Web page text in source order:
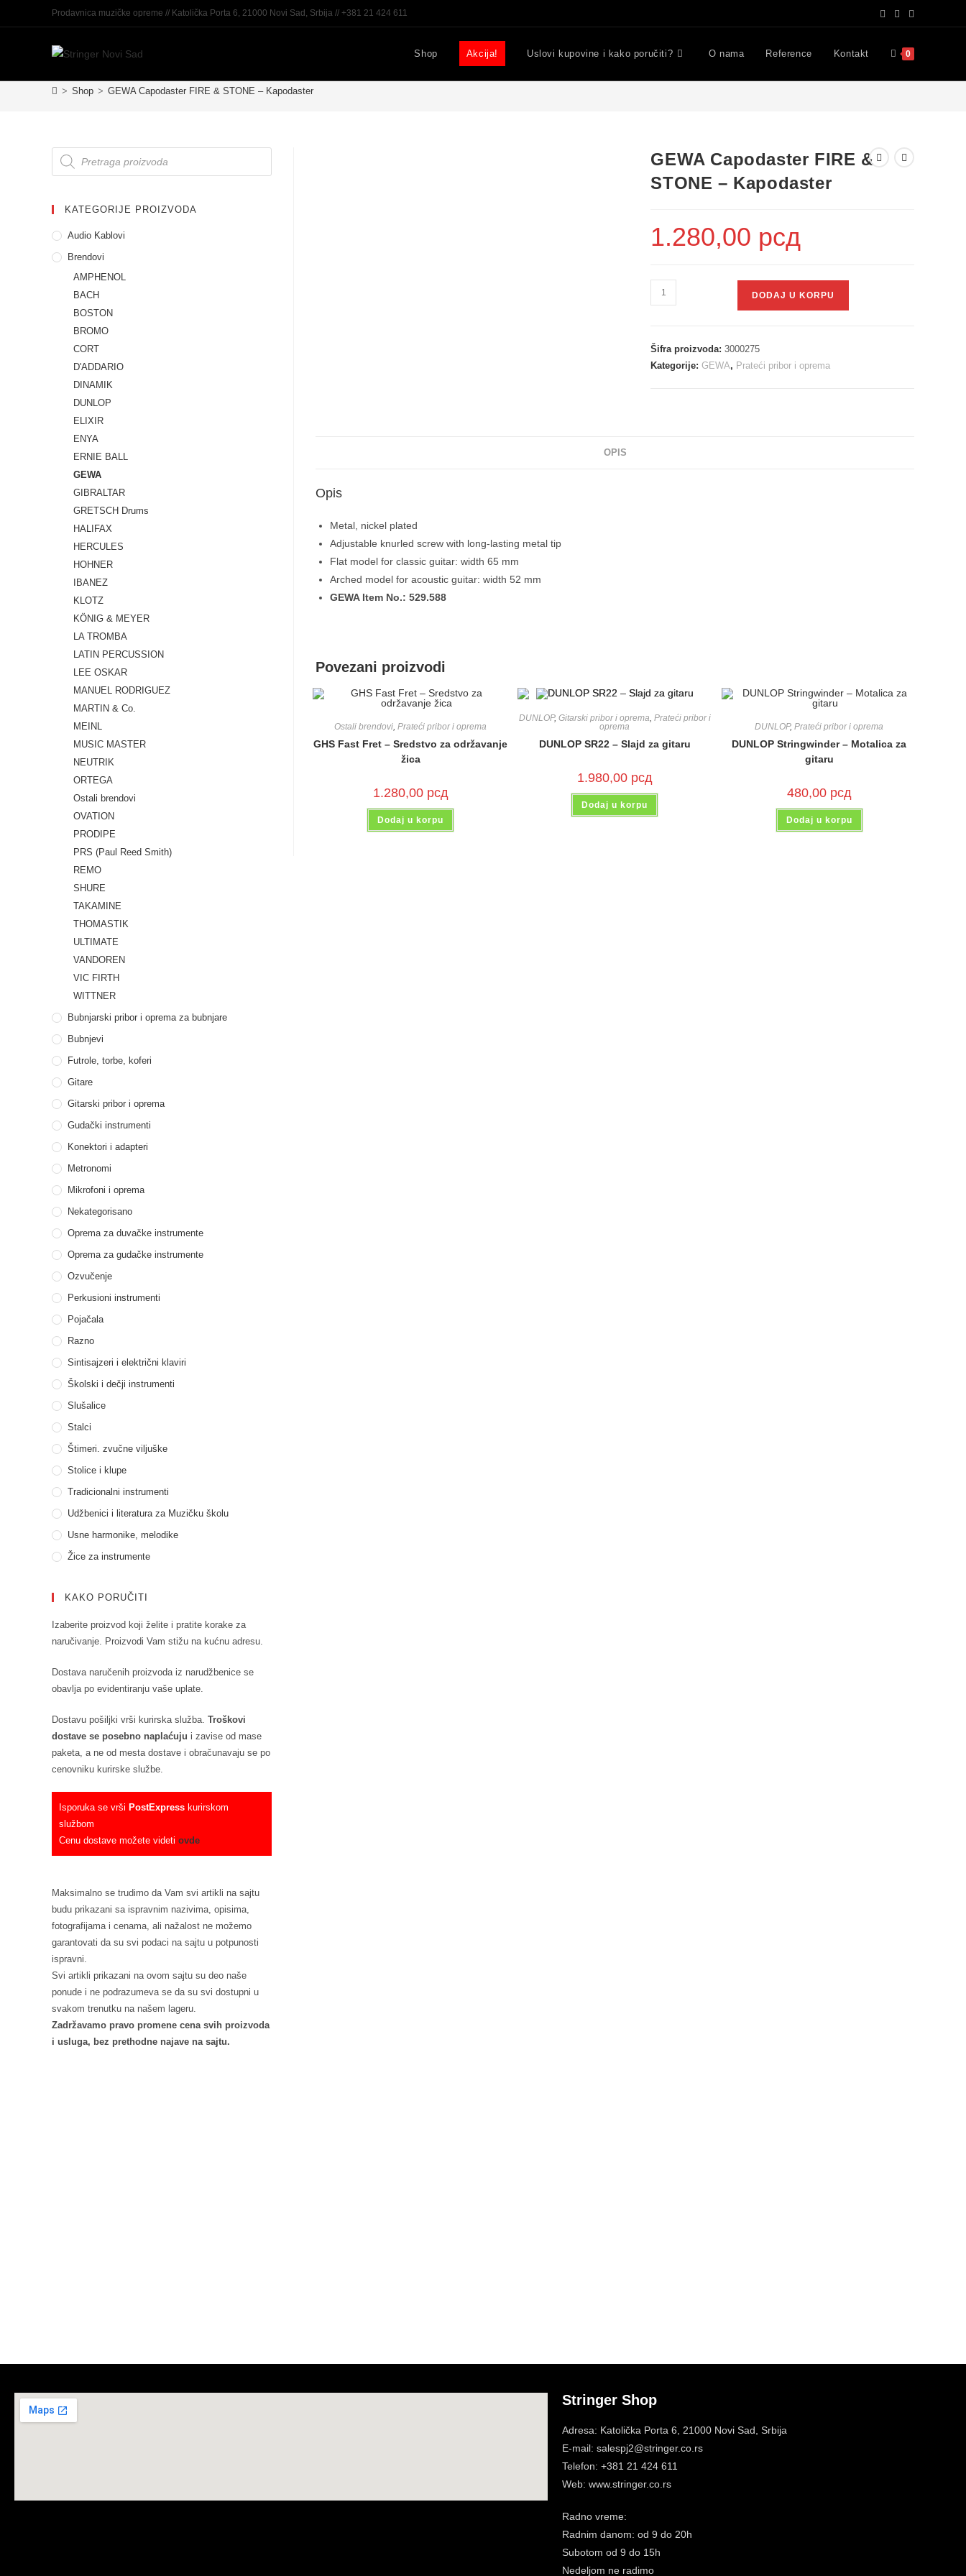
Prodavnica muzičke opreme // Katolička Porta 6, 21000 Novi Sad, Srbija // +381 21 424 611
Shop Akcija! Uslovi kupovine i kako poručiti? O nama Reference Kontakt 0
> Shop > GEWA Capodaster FIRE & STONE – Kapodaster
GEWA Capodaster FIRE &
STONE – Kapodaster
1.280,00 рсд
DODAJ U KORPU
Šifra proizvoda:3000275
Kategorije:GEWA, Prateći pribor i oprema
OPIS
Opis
Metal, nickel plated
Adjustable knurled screw with long-lasting metal tip
Flat model for classic guitar: width 65 mm
Arched model for acoustic guitar: width 52 mm
GEWA Item No.: 529.588
Povezani proizvodi
Ostali brendovi,Prateći pribor i oprema
GHS Fast Fret – Sredstvo za održavanje
žica
1.280,00 рсд
Dodaj u korpu
DUNLOP, Gitarski pribor i oprema, Prateći pribor i
oprema
DUNLOP SR22 – Slajd za gitaru
1.980,00 рсд
Dodaj u korpu
DUNLOP,Prateći pribor i oprema
DUNLOP Stringwinder – Motalica za
gitaru
480,00 рсд
Dodaj u korpu
KATEGORIJE PROIZVODA
Audio Kablovi
Brendovi
AMPHENOL
BACH
BOSTON
BROMO
CORT
D'ADDARIO
DINAMIK
DUNLOP
ELIXIR
ENYA
ERNIE BALL
GEWA
GIBRALTAR
GRETSCH Drums
HALIFAX
HERCULES
HOHNER
IBANEZ
KLOTZ
KÖNIG & MEYER
LA TROMBA
LATIN PERCUSSION
LEE OSKAR
MANUEL RODRIGUEZ
MARTIN & Co.
MEINL
MUSIC MASTER
NEUTRIK
ORTEGA
Ostali brendovi
OVATION
PRODIPE
PRS (Paul Reed Smith)
REMO
SHURE
TAKAMINE
THOMASTIK
ULTIMATE
VANDOREN
VIC FIRTH
WITTNER
Bubnjarski pribor i oprema za bubnjare
Bubnjevi
Futrole, torbe, koferi
Gitare
Gitarski pribor i oprema
Gudački instrumenti
Konektori i adapteri
Metronomi
Mikrofoni i oprema
Nekategorisano
Oprema za duvačke instrumente
Oprema za gudačke instrumente
Ozvučenje
Perkusioni instrumenti
Pojačala
Razno
Sintisajzeri i električni klaviri
Školski i dečji instrumenti
Slušalice
Stalci
Štimeri. zvučne viljuške
Stolice i klupe
Tradicionalni instrumenti
Udžbenici i literatura za Muzičku školu
Usne harmonike, melodike
Žice za instrumente
KAKO PORUČITI
Izaberite proizvod koji želite i pratite korake za
naručivanje. Proizvodi Vam stižu na kućnu adresu.
Dostava naručenih proizvoda iz narudžbenice se
obavlja po evidentiranju vaše uplate.
Dostavu pošiljki vrši kurirska služba. Troškovi
dostave se posebno naplaćuju i zavise od mase
paketa, a ne od mesta dostave i obračunavaju se po
cenovniku kurirske službe.
Isporuka se vrši PostExpress kurirskom
službom
Cenu dostave možete videti ovde
Maksimalno se trudimo da Vam svi artikli na sajtu
budu prikazani sa ispravnim nazivima, opisima,
fotografijama i cenama, ali nažalost ne možemo
garantovati da su svi podaci na sajtu u potpunosti
ispravni.
Svi artikli prikazani na ovom sajtu su deo naše
ponude i ne podrazumeva se da su svi dostupni u
svakom trenutku na našem lageru.
Zadržavamo pravo promene cena svih proizvoda
i usluga, bez prethodne najave na sajtu.
Stringer Shop
Adresa: Katolička Porta 6, 21000 Novi Sad, Srbija
E-mail: salespj2@stringer.co.rs
Telefon: +381 21 424 611
Web: www.stringer.co.rs
Radno vreme:
Radnim danom: od 9 do 20h
Subotom od 9 do 15h
Nedeljom ne radimo